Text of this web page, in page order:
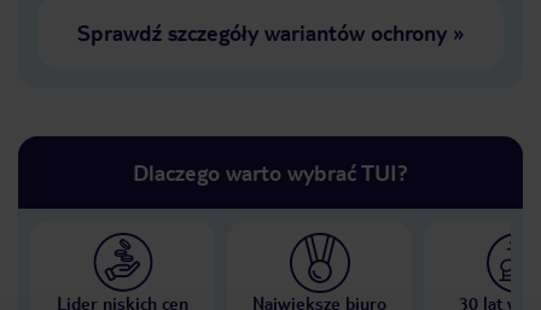
Sprawdź szczegóły wariantów ochrony»
Dlaczego warto wybrać TUI?
Lider niskich cen Największe biuro 30 lat w